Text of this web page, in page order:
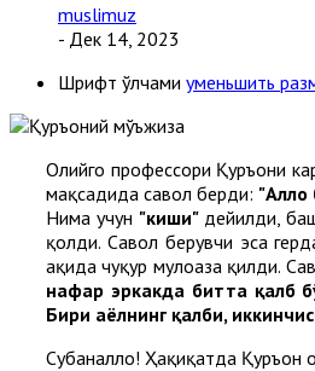
muslimuz
- Дек 14, 2023
Шрифт ўлчами уменьшить
Олийгоҳ профессори Қуръони
мақсадида савол берди:
Нима учун "киши"дейилди,
қолди. Савол берувчи эса
ҳақида чуқур мулоҳаза қилди.
нафар эркакда битта қалб
Бири аёлнинг қалби,
Субҳаналлоҳ! Ҳақиқатда